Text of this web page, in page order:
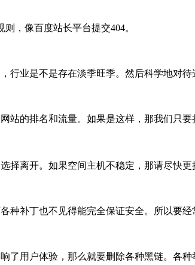
，像百度站长平台提交404。
行业是不是存在淡季旺季。然后科学地对待
的排名和流量。如果是这样，那我们只
择离开。如果空间主机不稳定，那请尽快更
补丁也不见得能完全保证安全。所以要
用户体验，那么就要删除各种黑链。各种